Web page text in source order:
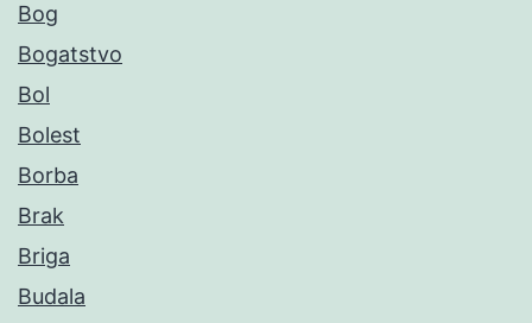
Bog
Bogatstvo
Bol
Bolest
Borba
Brak
Briga
Budala